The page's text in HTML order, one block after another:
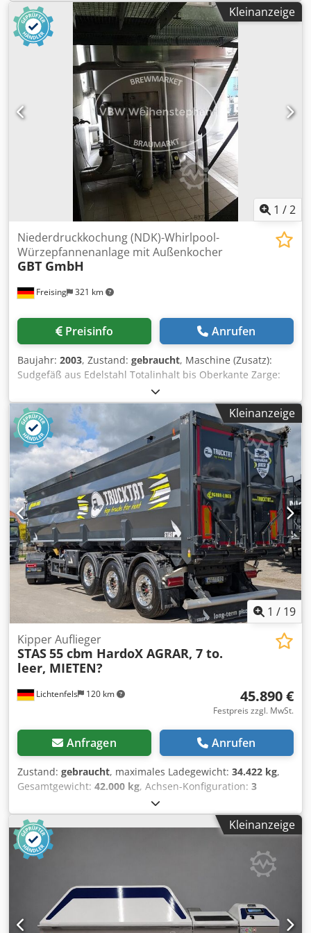
Ionenaustauschstation. Konzipiert zum Waschen von
Elementen aus Stahl, Aluminium und Nichteisenmetallen
mit einer maximalen Belastung von 250 kg und
Abmessungen von 1000 x 800 mm. Für die Station liegen
technische Unterlagen und fertige Swewis vor. Nähere
Informationen erhalten Sie unter Tel. Dksdownbh Eepfx Aa
Kleinanzeige
1 /2
Freising 321 km
Niederdruckkochung (NDK)-Whirlpool-
Würzepfannenanlage mit Außenkocher
GBT GmbH
Preisinfo Anrufen
Baujahr: 2003, Zustand: gebraucht, Maschine (Zusatz):
Sudgefäß aus Edelstahl Totalinhalt bis Oberkante Zarge:
260 hl Durchmesser ca.: 3 m Zargenhöhe ca.: 2 m
Materialstärke: 3 mm unbeheizte Zarge Breite: 3,4 m
Material: Edelstahl 1.4301 Basiskonstruktion: auf Edelstahl-
Rohrstützen, bodenverdübelt Ausstattung: Außenkocher,
kegelförmige Dunsthaube (Edelstahl, D = 3200 mm),
kegelförmige Isolierhaube (Edelstahl Außendurchmesser =
3400 mm), 2 Ausläufe DN200 und DN100, Mannloch
DN600, Dunstrohr (12000 mm), Innenbeleuchtung
Dkedpfxsvcqz Eo Aa Uer
Kleinanzeige
1 / 19
Lichtenfels 120 km
Kipper Auflieger
STAS55 cbm HardoX AGRAR, 7 to.
leer, MIETEN?
45.890 €
Festpreis zzgl. MwSt.
Anfragen Anrufen
Zustand: gebraucht, maximales Ladegewicht: 34.422 kg,
Gesamtgewicht: 42.000 kg, Achsen-Konfiguration: 3
01/2024
01/2027, Laderaumlänge:10.149 mm, Laderaumbreite:
2.400 mm, Laderaumhöhe:2.280 mm, Laderaumvolumen:
55 m³, Gesamtlänge:
Gesamthöhe:
, Ausstattung:ABS
STAS 3- Achs HardoX- Stahlkipper 55 cbm "AGRAR-LINER"
Erstzulassung 16.01.2024 Laufleistung 243.148 Km Maße
i.L. (LxBxH) 10.142 x 2.350/ 2.450 x 2.280 mm (konische
Bauform) Leergewicht nur 7.578 Kg Z- Chassis gekröpfte
Kleinanzeige